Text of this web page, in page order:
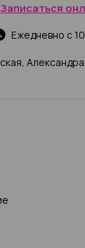
Ежедневно с
Записаться